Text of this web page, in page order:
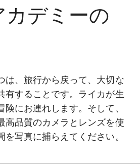
デミーの
は、旅行から戻って、大切な
有することです。ライカが生
にお連れします。そして、
高品質のカメラとレンズを使
写真に捕らえてください。